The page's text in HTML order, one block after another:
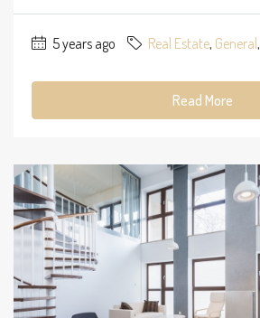
5 years ago Real Estate, General,
Read More